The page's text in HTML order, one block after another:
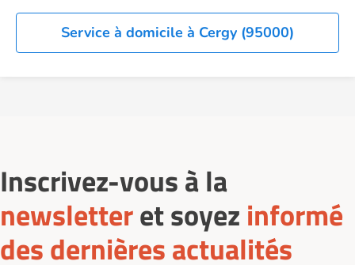
Service à domicile à Cergy (95000)
Inscrivez-vous à la
newsletteret soyez informé
des dernières actualités